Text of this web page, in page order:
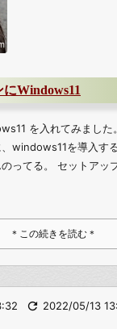
Windows11
を入れてみました
windows11を導入す
ってる。 セットアッ
＊この続きを読む＊
 2022/05/13